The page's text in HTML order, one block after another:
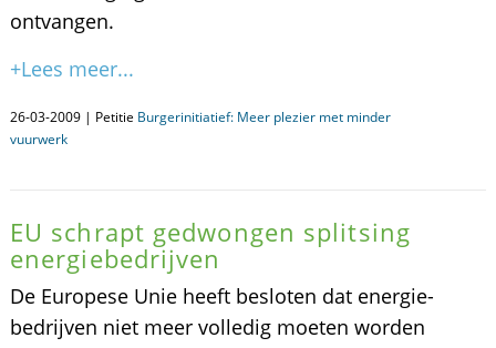
ontvangen.
+Lees meer...
26-03-2009 | Petitie Burgerinitiatief: Meer plezier met minder
vuurwerk
EU schrapt gedwongen splitsing
energiebedrijven
De Europese Unie heeft besloten dat energie-
bedrijven niet meer volledig moeten worden